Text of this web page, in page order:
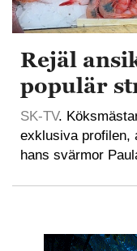
Rejäl
populär
SK-TV.
exklusiva profilen,
hans svärmor